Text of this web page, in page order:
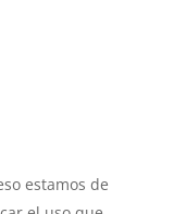
estamos de